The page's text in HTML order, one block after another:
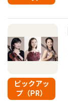
ピックアッ
プ（PR）